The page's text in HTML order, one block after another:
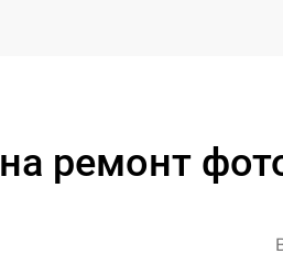
ремонт